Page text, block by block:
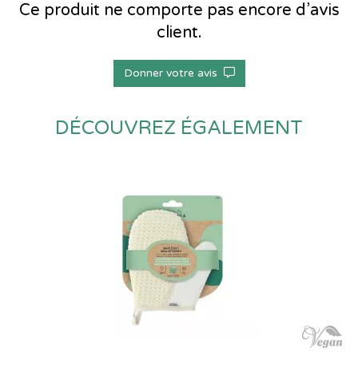
Ce produit ne comporte pas encore d’avis
client.
Donner votre avis
DÉCOUVREZ ÉGALEMENT